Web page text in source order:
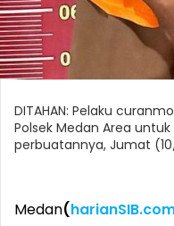
DITAHAN: Pelaku
Polsek Medan Area
perbuatannya, Jumat
Medan(